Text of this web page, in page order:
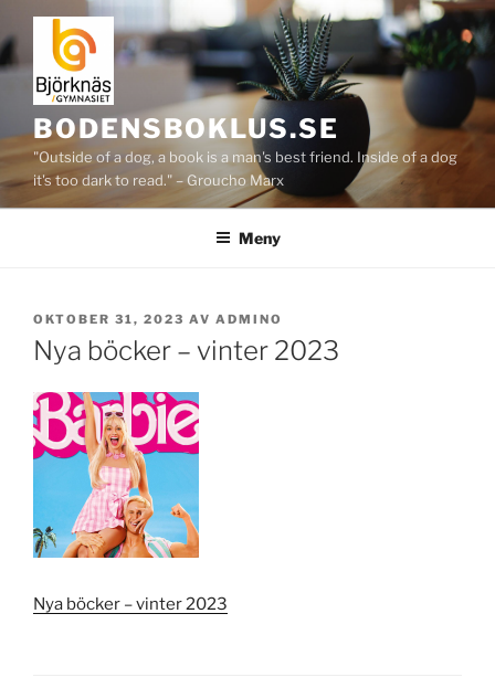
Hoppa
till
innehåll
BODENSBOKLUS.SE
"Outside of a dog, a book is a man's best friend. Inside of a dog
it's too dark to read." – Groucho Marx
Meny
PUBLICERAT
OKTOBER 31, 2023 AV ADMINO
Nya böcker – vinter 2023
Nya böcker – vinter 2023